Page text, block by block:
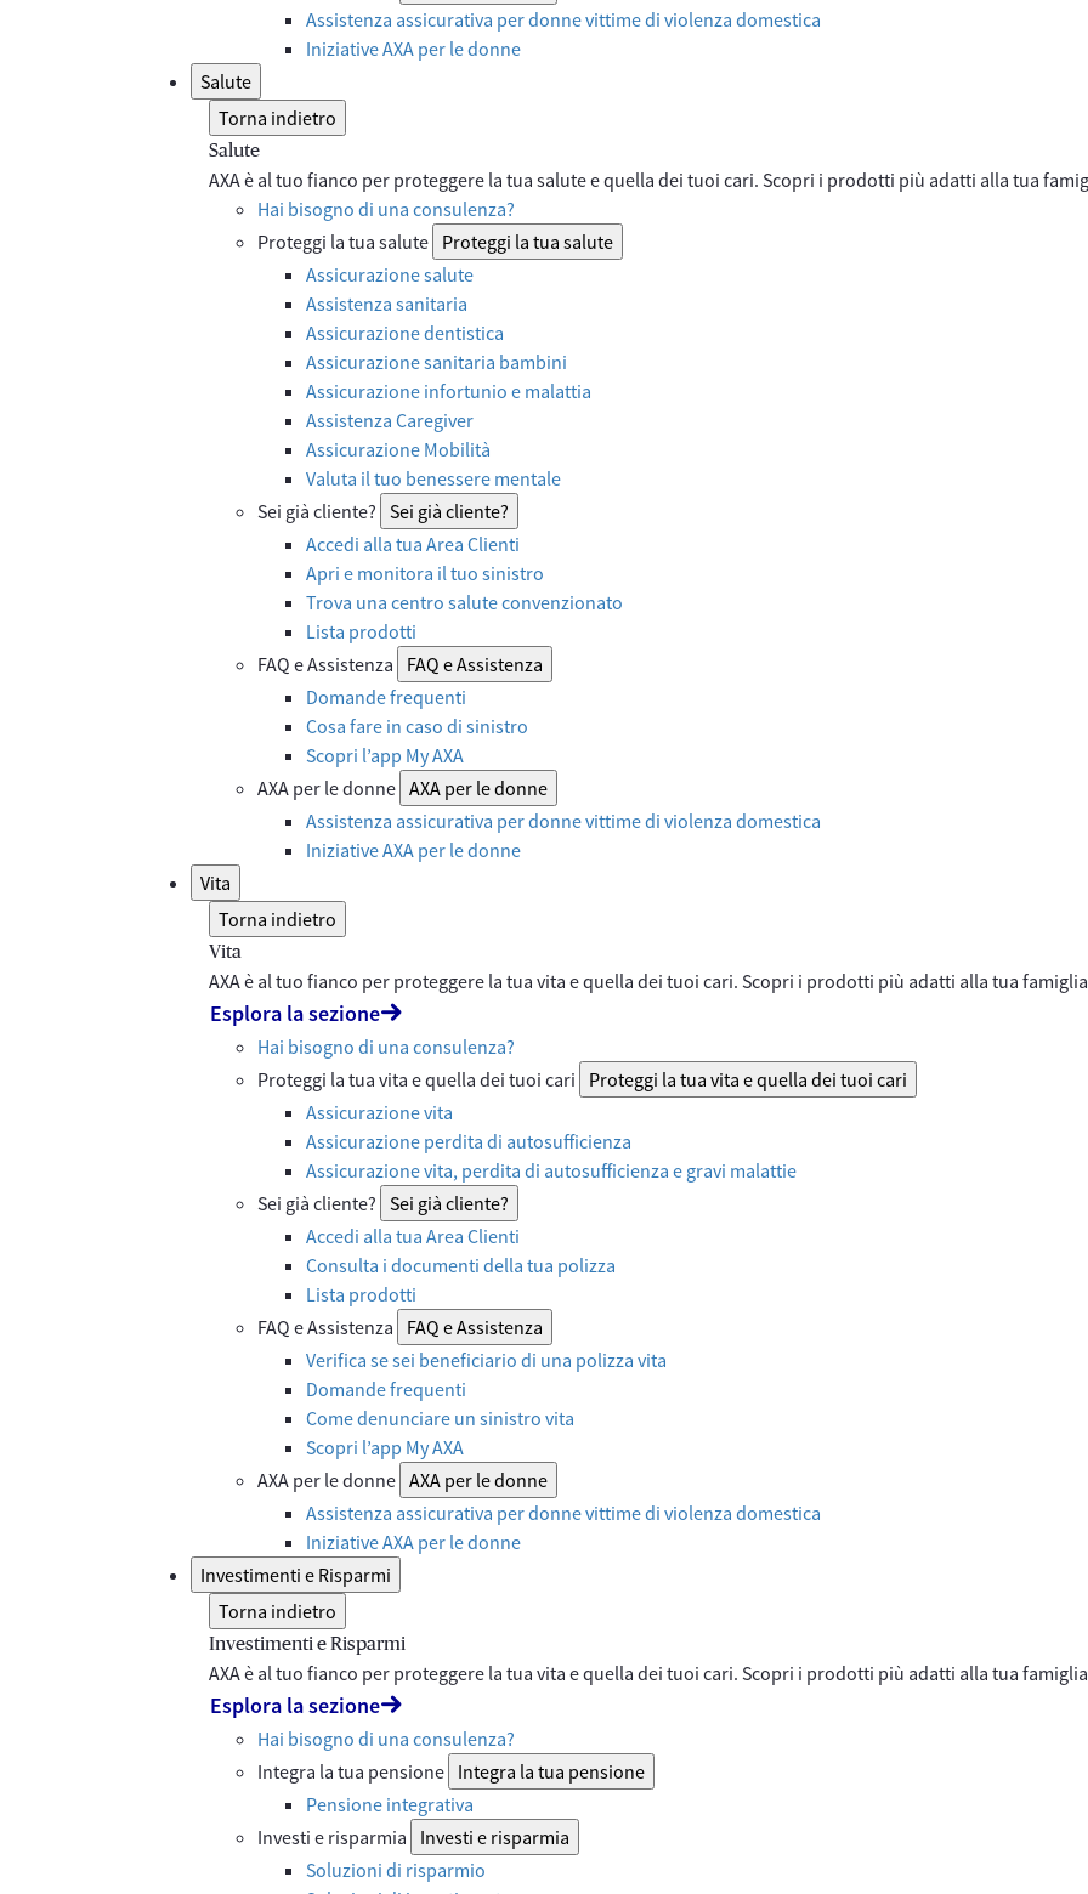
Assistenza assicurativa per donne vittime di violenza domestica
Iniziative AXA per le donne
Salute
Torna indietro
Salute
AXA è al tuo fianco per proteggere la tua salute e quella dei tuoi cari. Scopri i prodotti più adatti alla tua
Hai bisogno di una consulenza?
Proteggi la tua salute Proteggi la tua salute
Assicurazione salute
Assistenza sanitaria
Assicurazione dentistica
Assicurazione sanitaria bambini
Assicurazione infortunio e malattia
Assistenza Caregiver
Assicurazione Mobilità
Valuta il tuo benessere mentale
Sei già cliente? Sei già cliente?
Accedi alla tua Area Clienti
Apri e monitora il tuo sinistro
Trova una centro salute convenzionato
Lista prodotti
FAQ e Assistenza
FAQ e Assistenza
Domande frequenti
Cosa fare in caso di sinistro
Scopri l’app My AXA
AXA per le donne AXA per le donne
Assistenza assicurativa per donne vittime di violenza domestica
Iniziative AXA per le donne
Vita
Torna indietro
Vita
AXA è al tuo fianco per proteggere la tua vita e quella dei tuoi cari. Scopri i prodotti più adatti alla tua
Esplora la sezione
Hai bisogno di una consulenza?
Proteggi la tua vita e quella dei tuoi cari
Proteggi la tua vita e quella dei tuoi cari
Assicurazione vita
Assicurazione perdita di autosufficienza
Assicurazione vita, perdita di autosufficienza e gravi malattie
Sei già cliente? Sei già cliente?
Accedi alla tua Area Clienti
Consulta i documenti della tua polizza
Lista prodotti
FAQ e Assistenza
FAQ e Assistenza
Verifica se sei beneficiario di una polizza vita
Domande frequenti
Come denunciare un sinistro vita
Scopri l’app My AXA
AXA per le donne AXA per le donne
Assistenza assicurativa per donne vittime di violenza domestica
Iniziative AXA per le donne
Investimenti e Risparmi
Torna indietro
Investimenti e Risparmi
AXA è al tuo fianco per proteggere la tua vita e quella dei tuoi cari. Scopri i prodotti più adatti alla tua
Esplora la sezione
Hai bisogno di una consulenza?
Integra la tua pensione Integra la tua pensione
Pensione integrativa
Investi e risparmia
Investi e risparmia
Soluzioni di risparmio